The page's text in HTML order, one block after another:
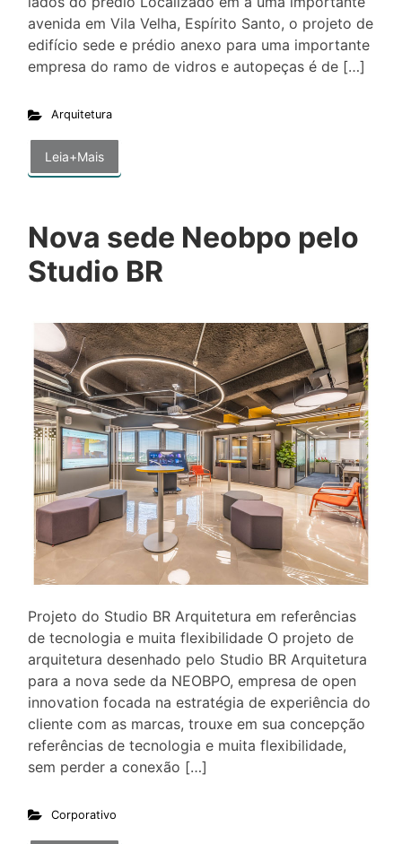
avenida em Vila Velha, Espírito Santo, o projeto de
edifício sede e prédio anexo para uma importante
empresa do ramo de vidros e autopeças é de […]
Arquitetura
Leia+Mais
Nova sede Neobpo pelo
Studio BR
Projeto do Studio BR Arquitetura em referências
de tecnologia e muita flexibilidade O projeto de
arquitetura desenhado pelo Studio BR Arquitetura
para a nova sede da NEOBPO, empresa de open
innovation focada na estratégia de experiência do
cliente com as marcas, trouxe em sua concepção
referências de tecnologia e muita flexibilidade,
sem perder a conexão […]
Corporativo